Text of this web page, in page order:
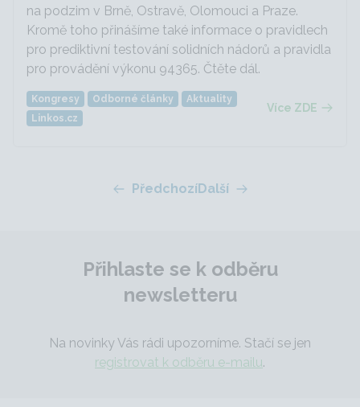
na podzim v Brně, Ostravě, Olomouci a Praze.
Kromě toho přinášíme také informace o pravidlech
pro prediktivní testování solidních nádorů a pravidla
pro provádění výkonu 94365. Čtěte dál.
Kongresy Odborné články
Aktuality
Linkos.cz
Více ZDE
PředchozíDalší
Přihlaste se k odběru
newsletteru
Na novinky Vás rádi upozorníme. Stačí se jen
registrovat k odběru e-mailu.